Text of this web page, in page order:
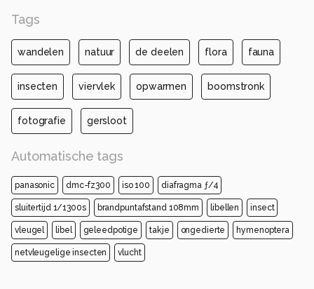
Tags
wandelen natuur de deelen flora fauna
insecten viervlek opwarmen boomstronk
fotografie gersloot
Automatische tags
panasonic dmc-fz300 iso 100 diafragma ƒ/4
sluitertijd 1/1300s brandpuntafstand 108mm libellen insect
vleugel libel geleedpotige takje ongedierte hymenoptera
netvleugelige insecten vlucht